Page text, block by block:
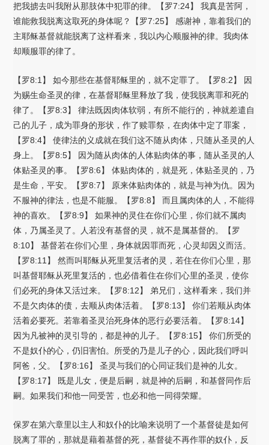
把我掳去叫我附从那肢体中犯罪的律。【罗7:24】 我真是苦阿，
谁能救我脱离这取死的身体呢？【罗7:25】 感谢神，靠着我们的
主耶稣基督就能脱离了这样看来，我以内心顺服神的律。我肉体
却顺服罪的律了。
【罗8:1】 如今那些在基督耶稣里的，就不定罪了。【罗8:2】 因
为赐生命圣灵的律，在基督耶稣里释放了我，使我脱离罪和死的
律了。【罗8:3】 律法既因肉体软弱，有所不能行的，神就差遣自
己的儿子，成为罪身的形状，作了赎罪祭，在肉体中定了罪案，
【罗8:4】 使律法的义成就在我们这不随从肉体，只随从圣灵的人
身上。【罗8:5】 因为随从肉体的人体贴肉体的事，随从圣灵的人
体贴圣灵的事。【罗8:6】 体贴肉体的，就是死，体贴圣灵的，乃
是生命，平安。【罗8:7】 原来体贴肉体的，就是与神为仇。因为
不服神的律法，也是不能服。【罗8:8】 而且属肉体的人，不能得
神的喜欢。【罗8:9】 如果神的灵住在你们心里，你们就不属肉
体，乃属圣灵了。人若没有基督的灵，就不是属基督的。【罗
8:10】 基督若在你们心里，身体就因罪而死，心灵却因义而活。
【罗8:11】 然而叫耶稣从死里复活者的灵，若住在你们心里，那
叫基督耶稣从死里复活的，也必借着住在你们心里的圣灵，使你
们必死的身体又活过来。【罗8:12】 弟兄们，这样看来，我们并
不是欠肉体的债，去顺从肉体活着。【罗8:13】 你们若顺从肉体
活着必要死。若靠着圣灵治死身体的恶行必要活着。【罗8:14】
因为凡被神的灵引导的，都是神的儿子。【罗8:15】 你们所受的
不是奴仆的心，仍旧害怕。所受的乃是儿子的心，因此我们呼叫
阿爸，父。【罗8:16】 圣灵与我们的心同证我们是神的儿女。
【罗8:17】 既是儿女，便是后嗣，就是神的后嗣，和基督同作后
嗣。如果我们和他一同受苦，也必和他一同得荣耀。
保罗在第六章里以主人和奴仆的比喻来说明了一个基督徒是如何
脱离了罪的，那就是藉着基督的死，基督徒不再作罪的奴仆，反